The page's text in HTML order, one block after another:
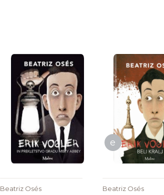
Beatriz Osés
e
Beatriz Osés